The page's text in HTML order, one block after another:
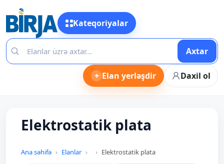
Kateqoriyalar
Axtar
+ Elan yerləşdir Daxil ol
Elektrostatik plata
Ana səhifə Elanlar Elektrostatik plata